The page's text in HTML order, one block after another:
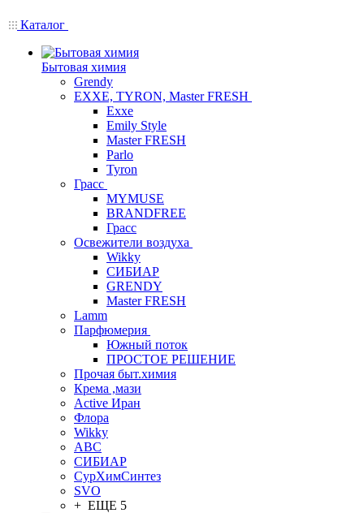
Каталог
Бытовая химия
Grendy
EXXE, TYRON, Master FRESH
Exxe
Emily Style
Master FRESH
Parlo
Tyron
Грасс
MYMUSE
BRANDFREE
Грасс
Освежители воздуха
Wikky
СИБИАР
GRENDY
Master FRESH
Lamm
Парфюмерия
Южный поток
ПРОСТОЕ РЕШЕНИЕ
Прочая быт.химия
Крема ,мази
Аctive Иран
Флора
Wikky
АВС
СИБИАР
СурХимСинтез
SVO
+ ЕЩЕ 5